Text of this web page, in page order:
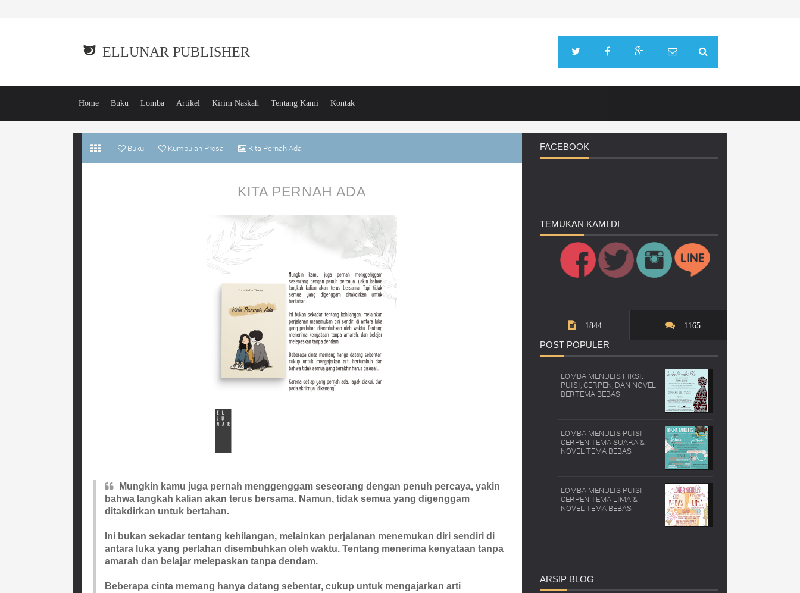
ELLUNAR PUBLISHER
Home Buku Lomba Artikel Kirim Naskah Tentang Kami Kontak
Buku Kumpulan Prosa Kita Pernah Ada
KITA PERNAH ADA
Mungkin kamu juga pernah menggenggam seseorang dengan penuh percaya, yakin
bahwa langkah kalian akan terus bersama. Namun, tidak semua yang digenggam
ditakdirkan untuk bertahan.
Ini bukan sekadar tentang kehilangan, melainkan perjalanan menemukan diri sendiri di
antara luka yang perlahan disembuhkan oleh waktu. Tentang menerima kenyataan tanpa
amarah dan belajar melepaskan tanpa dendam.
Beberapa cinta memang hanya datang sebentar, cukup untuk mengajarkan arti
FACEBOOK
TEMUKAN KAMI DI
1844 1165
POST POPULER
LOMBA MENULIS FIKSI:
PUISI, CERPEN, DAN NOVEL
BERTEMA BEBAS
LOMBA MENULIS PUISI-
CERPEN TEMA SUARA &
NOVEL TEMA BEBAS
LOMBA MENULIS PUISI-
CERPEN TEMA LIMA &
NOVEL TEMA BEBAS
ARSIP BLOG